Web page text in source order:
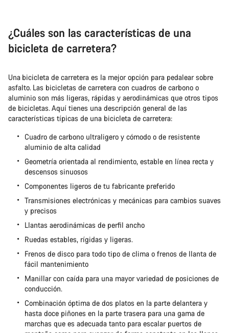
¿Cuáles son las características de una
bicicleta de carretera?
Una bicicleta de carretera es la mejor opción para pedalear sobre
asfalto. Las bicicletas de carretera con cuadros de carbono o
aluminio son más ligeras, rápidas y aerodinámicas que otros tipos
de bicicletas. Aquí tienes una descripción general de las
características típicas de una bicicleta de carretera:
Cuadro de carbono ultraligero y cómodo o de resistente
aluminio de alta calidad
Geometría orientada al rendimiento, estable en línea recta y
descensos sinuosos
Componentes ligeros de tu fabricante preferido
Transmisiones electrónicas y mecánicas para cambios suaves
y precisos
Llantas aerodinámicas de perfil ancho
Ruedas estables, rígidas y ligeras.
Frenos de disco para todo tipo de clima o frenos de llanta de
fácil mantenimiento
Manillar con caída para una mayor variedad de posiciones de
conducción.
Combinación óptima de dos platos en la parte delantera y
hasta doce piñones en la parte trasera para una gama de
marchas que es adecuada tanto para escalar puertos de